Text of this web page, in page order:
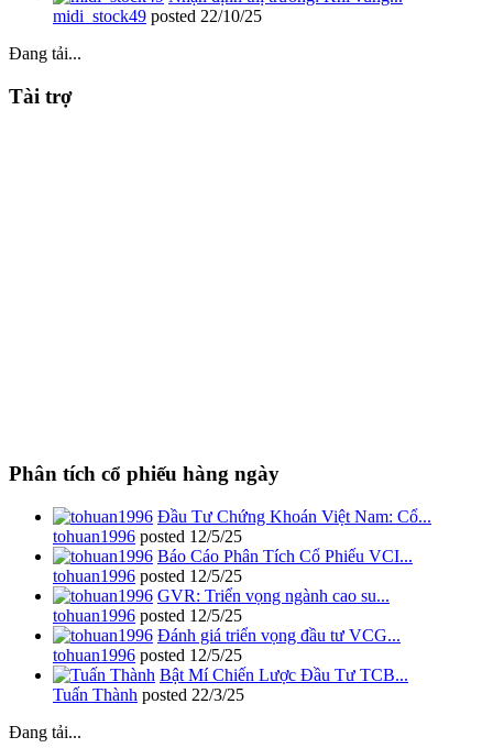
midi_stock49 posted 22/10/25
Đang tải...
Tài trợ
Phân tích cổ phiếu hàng ngày
Đầu Tư Chứng Khoán Việt Nam: Cổ...
tohuan1996 posted 12/5/25
Báo Cáo Phân Tích Cổ Phiếu VCI...
tohuan1996 posted 12/5/25
GVR: Triển vọng ngành cao su...
tohuan1996 posted 12/5/25
Đánh giá triển vọng đầu tư VCG...
tohuan1996 posted 12/5/25
Bật Mí Chiến Lược Đầu Tư TCB...
Tuấn Thành posted 22/3/25
Đang tải...